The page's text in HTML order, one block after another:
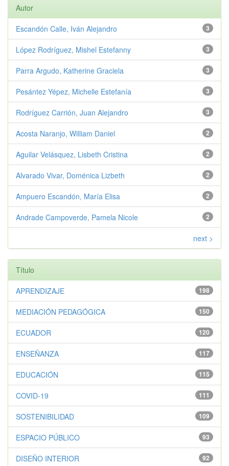
Autor
3
Escandón Calle, Iván Alejandro
3
López Rodríguez, Mishel Estefanny
3
Parra Argudo, Katherine Graciela
3
Pesántez Yépez, Michelle Estefanía
3
Rodríguez Carrión, Juan Alejandro
2
Acosta Naranjo, William Daniel
2
Aguilar Velásquez, Lisbeth Cristina
2
Alvarado Vivar, Doménica Lizbeth
2
Ampuero Escandón, María Elisa
2
Andrade Campoverde, Pamela Nicole
next >
Título
198
APRENDIZAJE
150
MEDIACIÓN PEDAGÓGICA
120
ECUADOR
117
ENSEÑANZA
115
EDUCACIÓN
111
COVID-19
109
SOSTENIBILIDAD
93
ESPACIO PÚBLICO
92
DISEÑO INTERIOR